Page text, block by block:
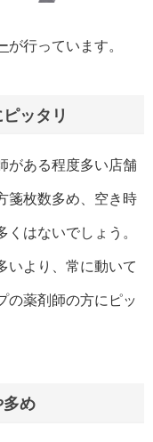
が行っています。
ッタリ
がある程度多い店舗
箋枚数多め、空き時
くはないでしょう。
いより、常に動いて
の薬剤師の方にピッ
多め